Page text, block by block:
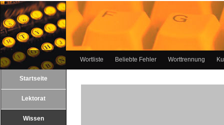
Wortliste Beliebte Fehler Worttrennung
Startseite
Lektorat
Wissen